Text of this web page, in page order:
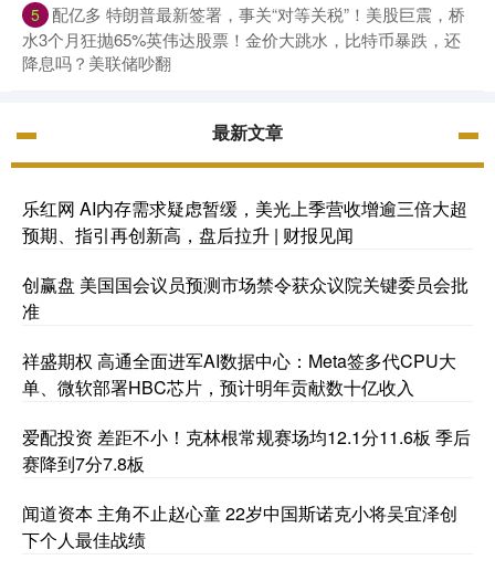
5 配亿多 特朗普最新签署，事关“对等关税”！美股巨震，桥
水3个月狂抛65%英伟达股票！金价大跳水，比特币暴跌，还
降息吗？美联储吵翻
最新文章
乐红网 AI内存需求疑虑暂缓，美光上季营收增逾三倍大超
预期、指引再创新高，盘后拉升 | 财报见闻
创赢盘 美国国会议员预测市场禁令获众议院关键委员会批
准
祥盛期权 高通全面进军AI数据中心：Meta签多代CPU大
单、微软部署HBC芯片，预计明年贡献数十亿收入
爱配投资 差距不小！克林根常规赛场均12.1分11.6板 季后
赛降到7分7.8板
闻道资本 主角不止赵心童 22岁中国斯诺克小将吴宜泽创
下个人最佳战绩